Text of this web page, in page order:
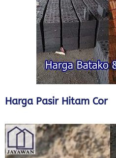
Harga Pasir Hitam Cor